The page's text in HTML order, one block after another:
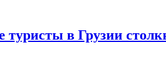
туристы в Грузии